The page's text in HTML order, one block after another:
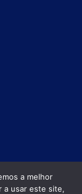
a melhor
a usar este site,